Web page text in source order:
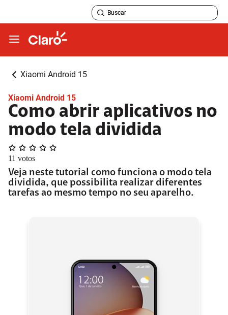
Xiaomi Android 15
Xiaomi Android 15
Como abrir aplicativos no
modo tela dividida
11 votos
Veja neste tutorial como funciona o modo tela
dividida, que possibilita realizar diferentes
tarefas ao mesmo tempo no seu aparelho.